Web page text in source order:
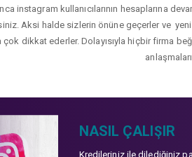
instagram kullanıcılarının hesaplarına
Aksi halde sizlerin önüne geçerler ve
çok dikkat ederler. Dolayısıyla hiçbir firma
NASIL ÇALIŞIR
Kredileriniz ile dilediğiniz